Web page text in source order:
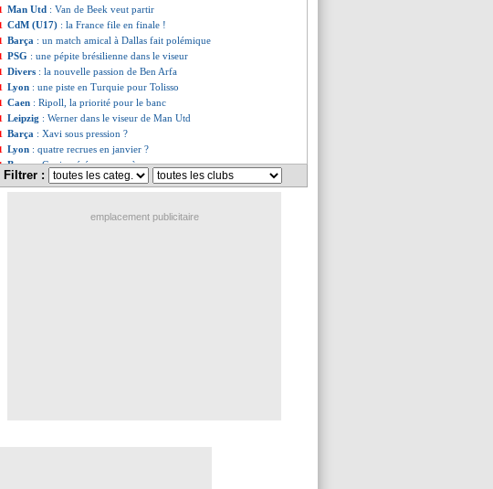
Man Utd : Van de Beek veut partir
CdM (U17) : la France file en finale !
Barça : un match amical à Dallas fait polémique
PSG : une pépite brésilienne dans le viseur
Divers : la nouvelle passion de Ben Arfa
Lyon : une piste en Turquie pour Tolisso
Caen : Ripoll, la priorité pour le banc
Leipzig : Werner dans le viseur de Man Utd
Barça : Xavi sous pression ?
Lyon : quatre recrues en janvier ?
Barça: Gavi opéré avec succès
PSG: pas de E. Mbappé dans le groupe
: aucun latéral gauche recruté cet hiver ?
Filtrer :
emplacement publicitaire